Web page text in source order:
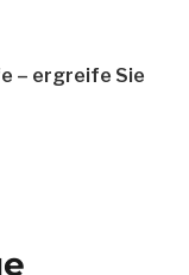
– ergreife Sie